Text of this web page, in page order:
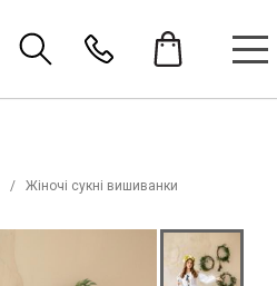
Жіночі сукні вишиванки